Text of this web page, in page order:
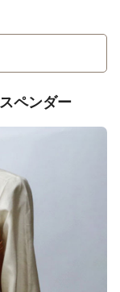
ペンダー